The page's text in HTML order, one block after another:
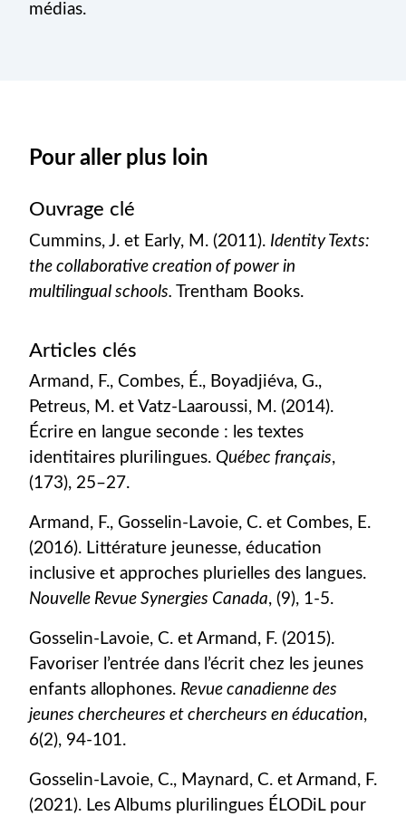
médias.
Pour aller plus loin
Ouvrage clé
Cummins, J. et Early, M. (2011). Identity Texts:
the collaborative creation of power in
multilingual schools. Trentham Books.
Articles clés
Armand, F., Combes, É., Boyadjiéva, G.,
Petreus, M. et Vatz-Laaroussi, M. (2014).
Écrire en langue seconde : les textes
identitaires plurilingues. Québec français,
(173), 25–27.
Armand, F., Gosselin-Lavoie, C. et Combes, E.
(2016). Littérature jeunesse, éducation
inclusive et approches plurielles des langues.
Nouvelle Revue Synergies Canada, (9), 1-5.
Gosselin-Lavoie, C. et Armand, F. (2015).
Favoriser l’entrée dans l’écrit chez les jeunes
enfants allophones. Revue canadienne des
jeunes chercheures et chercheurs en éducation,
6(2), 94-101.
Gosselin-Lavoie, C., Maynard, C. et Armand, F.
(2021). Les Albums plurilingues ÉLODiL pour